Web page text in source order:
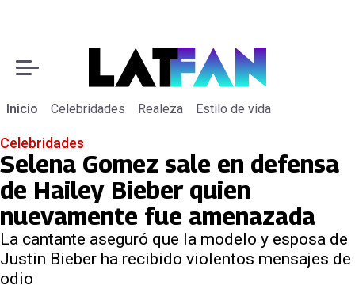
Inicio Celebridades Realeza Estilo de vida
Celebridades
Selena Gomez sale en defensa
de Hailey Bieber quien
nuevamente fue amenazada
La cantante aseguró que la modelo y esposa de
Justin Bieber ha recibido violentos mensajes de
odio